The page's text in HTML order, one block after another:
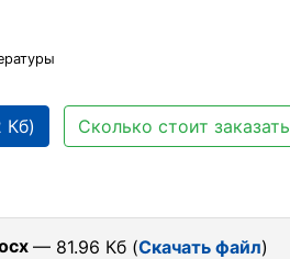
Кб) Сколько стоит
— 81.96 Кб (Скачать файл)